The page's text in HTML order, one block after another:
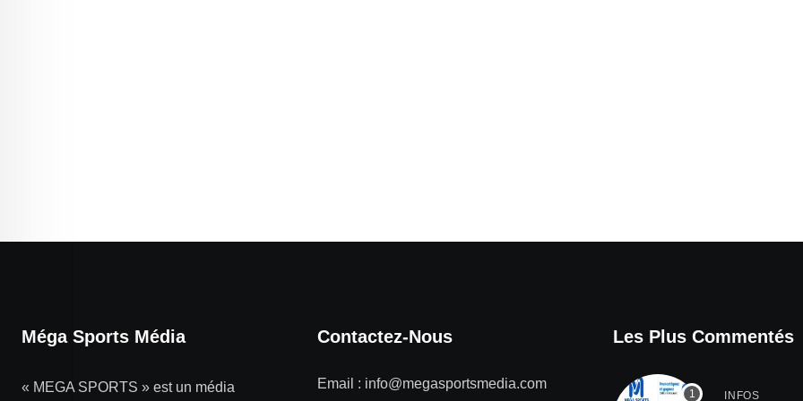
Méga Sports Média
« MEGA SPORTS » est un média
Contactez-Nous
Email : info@megasportsmedia.com
Les Plus Commentés
INFOS